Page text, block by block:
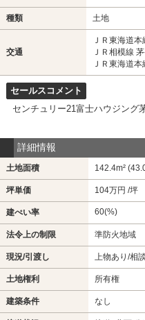
種類 土地
交通
ＪＲ東海道
ＪＲ相模線
ＪＲ東海道
セールスコメント
センチュリー21富士ハウジング
詳細情報
土地面積 142.4m²
坪単価 104万円 /坪
建ぺい率 60(%)
法令上の制限 準防火地域
現況/引渡し 上物あり/相談
土地権利 所有権
建築条件 なし